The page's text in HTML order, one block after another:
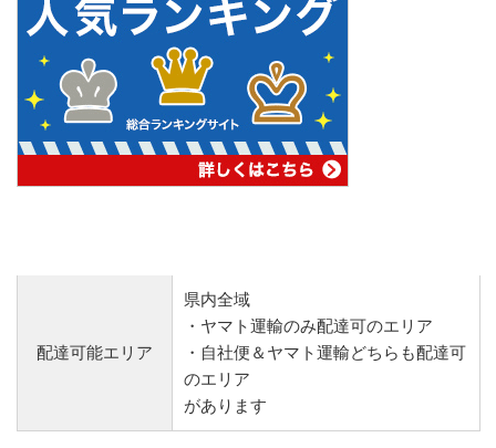
配達可能エリア
県内全域
・ヤマト運輸のみ配達可のエリア
・自社便＆ヤマト運輸どちらも配達可
のエリア
があります